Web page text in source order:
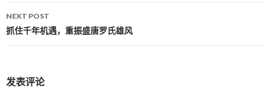
NEXT POST
抓住千年机遇，重振盛唐罗氏雄风
发表评论